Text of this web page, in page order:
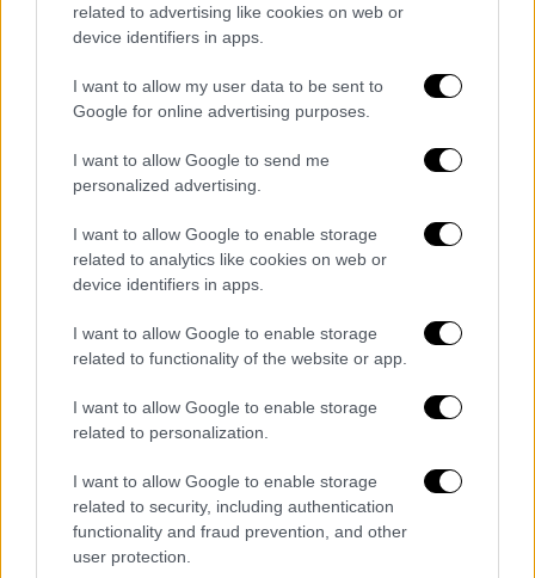
related to advertising like cookies on web or
device identifiers in apps.
I want to allow my user data to be sent to
Google for online advertising purposes.
I want to allow Google to send me
personalized advertising.
I want to allow Google to enable storage
related to analytics like cookies on web or
device identifiers in apps.
I want to allow Google to enable storage
related to functionality of the website or app.
I want to allow Google to enable storage
related to personalization.
I want to allow Google to enable storage
related to security, including authentication
functionality and fraud prevention, and other
user protection.
Τα τελευταία 11 χρόνια, μετά τον σοβαρό
τραυματισμό που είχε σε μια πίστα σκι, ο
Μίκαελ Σουμάχερ, ο επτά φορές παγκόσμιο
πρωταθλητής της F1,βρίσκεται
καθηλωμένος στο κρεβάτι και επικοινωνεί
μέσω μηχανικής υποστήριξης με τους
Η οικογένειά του όλα αυτά τα χρόνια
έχει φύγει από το πλευρό του και όλοι
κάνουν ότι μπορούν για να έχει όσο το
δυνατόν μεγαλύτερη αποκατάσταση γίνεται